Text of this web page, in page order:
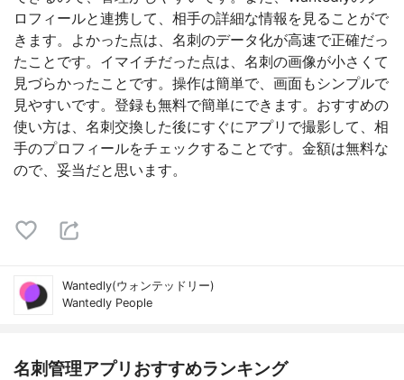
ロフィールと連携して、相手の詳細な情報を見ることがで
きます。よかった点は、名刺のデータ化が高速で正確だっ
たことです。イマイチだった点は、名刺の画像が小さくて
見づらかったことです。操作は簡単で、画面もシンプルで
見やすいです。登録も無料で簡単にできます。おすすめの
使い方は、名刺交換した後にすぐにアプリで撮影して、相
手のプロフィールをチェックすることです。金額は無料な
ので、妥当だと思います。
Wantedly(ウォンテッドリー)
Wantedly People
名刺管理アプリおすすめランキング